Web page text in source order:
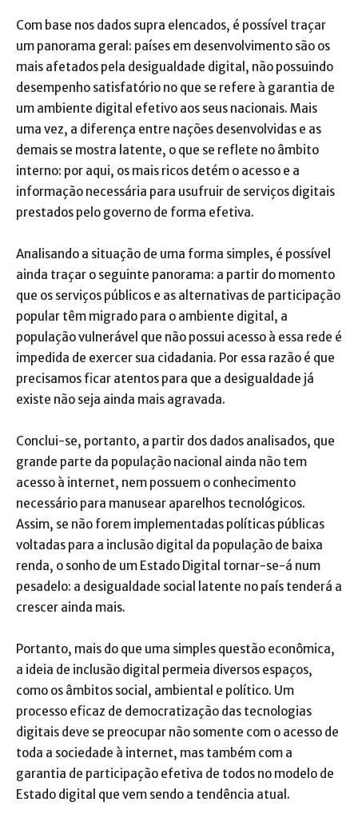
Com base nos dados supra elencados, é possível traçar
um panorama geral: países em desenvolvimento são os
mais afetados pela desigualdade digital, não possuindo
desempenho satisfatório no que se refere à garantia de
um ambiente digital efetivo aos seus nacionais. Mais
uma vez, a diferença entre nações desenvolvidas e as
demais se mostra latente, o que se reflete no âmbito
interno: por aqui, os mais ricos detém o acesso e a
informação necessária para usufruir de serviços digitais
prestados pelo governo de forma efetiva.
Analisando a situação de uma forma simples, é possível
ainda traçar o seguinte panorama: a partir do momento
que os serviços públicos e as alternativas de participação
popular têm migrado para o ambiente digital, a
população vulnerável que não possui acesso à essa rede é
impedida de exercer sua cidadania. Por essa razão é que
precisamos ficar atentos para que a desigualdade já
existe não seja ainda mais agravada.
Conclui-se, portanto, a partir dos dados analisados, que
grande parte da população nacional ainda não tem
acesso à internet, nem possuem o conhecimento
necessário para manusear aparelhos tecnológicos.
Assim, se não forem implementadas políticas públicas
voltadas para a inclusão digital da população de baixa
renda, o sonho de um Estado Digital tornar-se-á num
pesadelo: a desigualdade social latente no país tenderá a
crescer ainda mais.
Portanto, mais do que uma simples questão econômica,
a ideia de inclusão digital permeia diversos espaços,
como os âmbitos social, ambiental e político. Um
processo eficaz de democratização das tecnologias
digitais deve se preocupar não somente com o acesso de
toda a sociedade à internet, mas também com a
garantia de participação efetiva de todos no modelo de
Estado digital que vem sendo a tendência atual.